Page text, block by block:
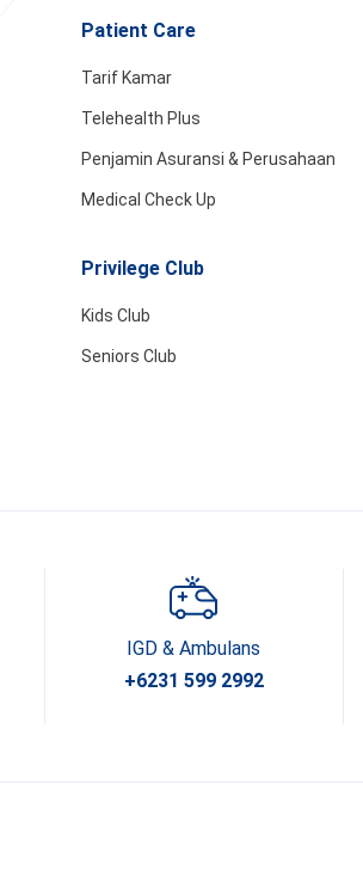
Patient Care
Tarif Kamar
Telehealth Plus
Penjamin Asuransi & Perusahaan
Medical Check Up
Privilege Club
Kids Club
Seniors Club
IGD & Ambulans
+6231 599 2992